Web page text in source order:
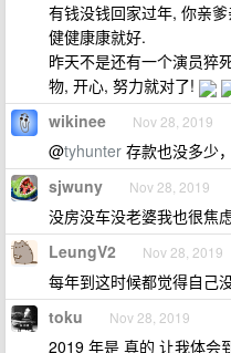
有钱没钱回家过年, 你亲
健健康康就好.
昨天不是还有一个演员猝
物, 开心, 努力就对了!
wikinee Nov 28, 2019
@tyhunter 存款也没多少
sjwuny Nov 28, 2019
没房没车没老婆我也很焦
LeungV2 Nov 28, 2019
每年到这时候都觉得自己
toku Nov 28, 2019
2019 年是 真的 让我体会